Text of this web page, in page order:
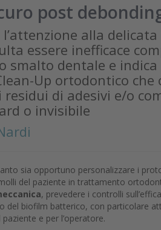
post
alla delicata
essere inefficace
smalto dentale e indica
Up ortodontico che
di adesivi e/o
o invisibile
sia opportuno personalizzare i
del paziente in trattamento
, prevedere i controlli
del biofilm batterico, con particolare
e per l’operatore.